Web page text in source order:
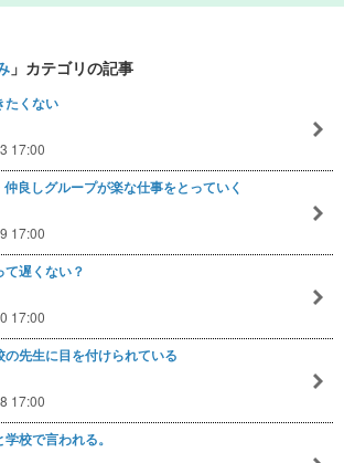
」カテゴリの記事
たくない
17:00
仲良しグループが楽な仕事をとっていく
17:00
て遅くない？
17:00
の先生に目を付けられている
17:00
校で言われる。